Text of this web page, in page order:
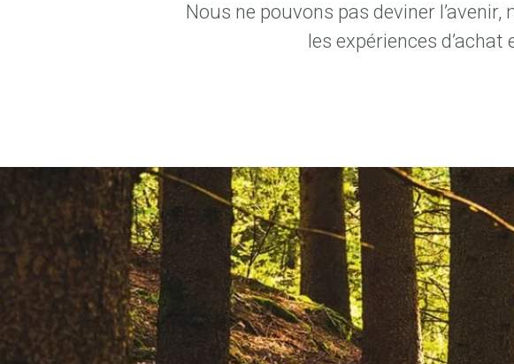
Nous ne pouvons pas deviner
les expériences